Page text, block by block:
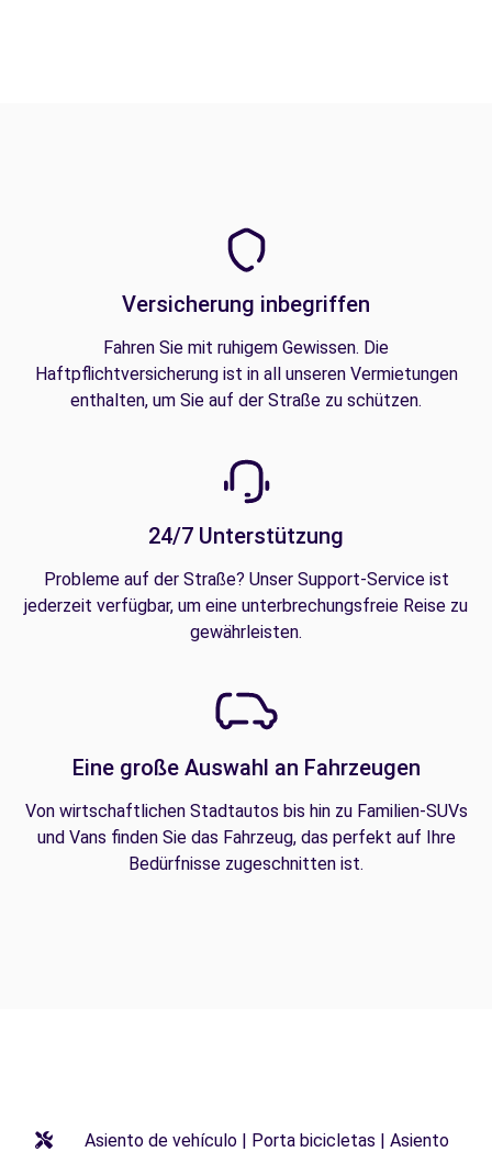
Versicherung inbegriffen
Fahren Sie mit ruhigem Gewissen. Die
Haftpflichtversicherung ist in all unseren Vermietungen
enthalten, um Sie auf der Straße zu schützen.
24/7 Unterstützung
Probleme auf der Straße? Unser Support-Service ist
jederzeit verfügbar, um eine unterbrechungsfreie Reise zu
gewährleisten.
Eine große Auswahl an Fahrzeugen
Von wirtschaftlichen Stadtautos bis hin zu Familien-SUVs
und Vans finden Sie das Fahrzeug, das perfekt auf Ihre
Bedürfnisse zugeschnitten ist.
Asiento de vehículo | Porta bicicletas | Asiento